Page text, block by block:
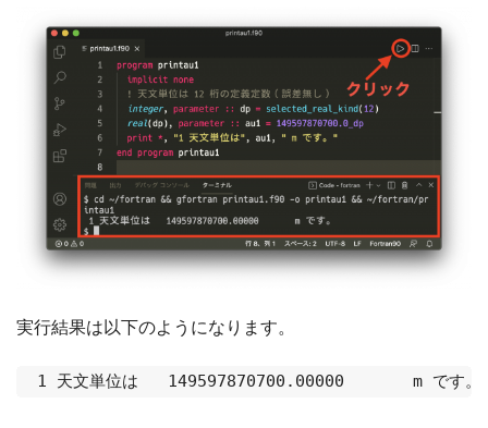
実行結果は以下のようになります。